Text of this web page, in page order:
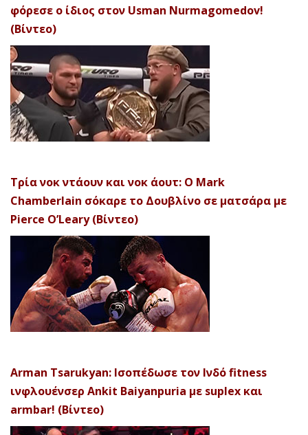
φόρεσε ο ίδιος στον Usman Nurmagomedov!
(Βίντεο)
Τρία νοκ ντάουν και νοκ άουτ: Ο Mark
Chamberlain σόκαρε το Δουβλίνο σε ματσάρα με
Pierce O’Leary (Βίντεο)
Arman Tsarukyan: Ισοπέδωσε τον Ινδό fitness
ινφλουένσερ Ankit Baiyanpuria με suplex και
armbar! (Βίντεο)